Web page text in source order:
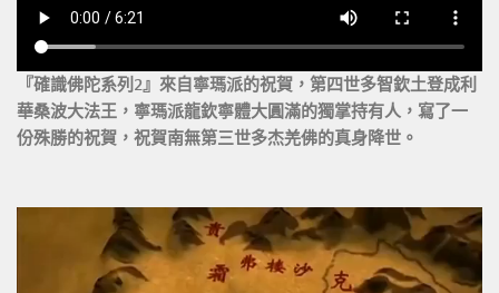
『確識佛陀系列2』來自寧瑪派的祝賀，第四世多智欽土登成利
華桑波大法王，寧瑪派龍欽寧體大圓滿的獨掌持有人，寫了一
份殊勝的祝賀，祝賀南無第三世多杰羌佛的真身降世。